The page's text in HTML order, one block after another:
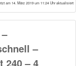
am 14. März 2019 um 11:24 Uhr aktualisiert
–
240 – 4